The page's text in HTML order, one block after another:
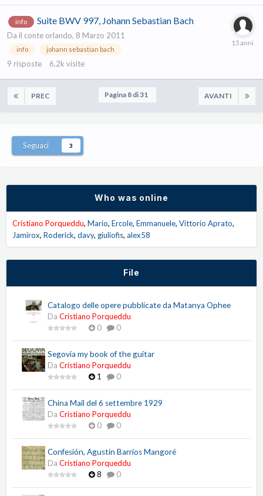
info Suite BWV 997, Johann Sebastian Bach
Da il conte orlando, 8 Marzo 2011
info johann sebastian bach
9 risposte 6,2k visite
PREC AVANTI
Pagina 8 di 31
Seguaci 3
Who was online
Cristiano Porqueddu Mario Ercole Emmanuele Vittorio Aprato
Jamirox Roderick davy giuliofis alex58
File
Catalogo delle opere pubblicate da Matanya Ophee
Da Cristiano Porqueddu
0
0
Segovia my book of the guitar
Da Cristiano Porqueddu
1
0
China Mail del 6 settembre 1929
Da Cristiano Porqueddu
0
0
Confesión, Agustín Barrios Mangoré
Da Cristiano Porqueddu
8
0